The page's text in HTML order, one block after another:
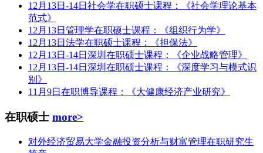
12月13日-14日社会学在职硕士课程：《社会学理论基本
范式》
12月13日管理学在职硕士课程：《组织行为学》
12月13日法学在职硕士课程：《担保法》
12月13日-14日深圳在职硕士课程：《企业战略管理》
12月13日-14日深圳在职硕士课程：《深度学习与模式识
别》
11月9日在职博导课程：《大健康经济产业研究》
在职硕士 more>
对外经济贸易大学金融投资分析与财富管理在职研究生